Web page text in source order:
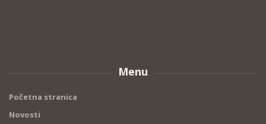
Menu
Početna stranica
Novosti